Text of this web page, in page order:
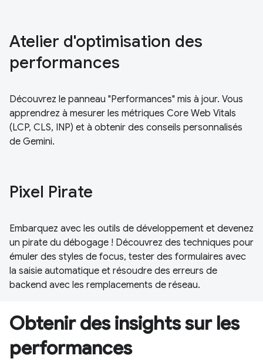
Atelier d'optimisation des
performances
Découvrez le panneau "Performances" mis à jour. Vous
apprendrez à mesurer les métriques Core Web Vitals
(LCP, CLS, INP) et à obtenir des conseils personnalisés
de Gemini.
Pixel Pirate
Embarquez avec les outils de développement et devenez
un pirate du débogage ! Découvrez des techniques pour
émuler des styles de focus, tester des formulaires avec
la saisie automatique et résoudre des erreurs de
backend avec les remplacements de réseau.
Obtenir des insights sur les
performances